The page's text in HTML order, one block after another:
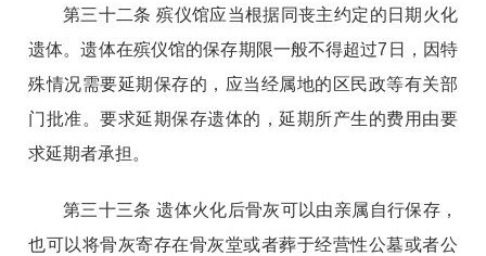
第三十二条 殡仪馆应当根据同丧主约定的日期火化
遗体。遗体在殡仪馆的保存期限一般不得超过7日，因特
殊情况需要延期保存的，应当经属地的区民政等有关部
门批准。要求延期保存遗体的，延期所产生的费用由要
求延期者承担。
第三十三条 遗体火化后骨灰可以由亲属自行保存，
也可以将骨灰寄存在骨灰堂或者葬于经营性公墓或者公